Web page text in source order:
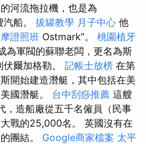
河流拖拉機，也是為
船。 拔罐教學 月子中心 他
證照班 Ostmark”。 桃園植牙
為軍閥的蘇聯老闆，更名為斯
爾加格勒。 記帳士放榜 在第
開始建造潛艇，其中包括在美
國潛艇。 台中刮痧推薦 這艘
，造船廠從五千名僱員（民事
戰的25,000名。 英國沒有在
團結。 Google商家檔案 太平